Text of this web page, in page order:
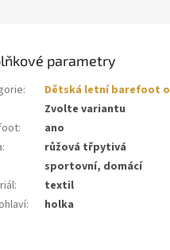
parametry
:
Dětská letní barefoot
Zvolte variantu
:
ano
:
růžová třpytivá
sportovní, domácí
:
textil
: holka